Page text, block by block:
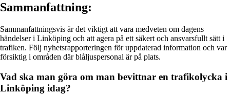
Sammanfattning:
Sammanfattningsvis är det viktigt att vara medveten om dagens
händelser i Linköping och att agera på ett säkert och ansvarsfullt sätt i
trafiken. Följ nyhetsrapporteringen för uppdaterad information och var
försiktig i områden där blåljuspersonal är på plats.
Vad ska man göra om man bevittnar en trafikolycka i
Linköping idag?